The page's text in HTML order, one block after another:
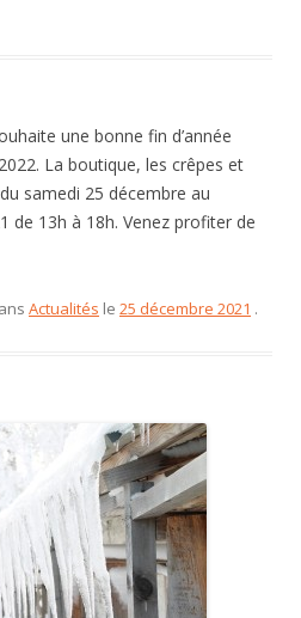
une bonne fin d’année
La boutique, les crêpes et
samedi 25 décembre au
de 13h à 18h. Venez profiter de
Actualités le 25 décembre 2021 .